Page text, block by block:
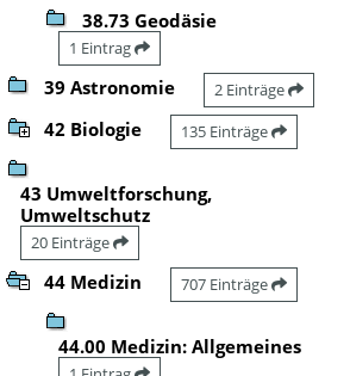
38.73 Geodäsie
1 Eintrag
39 Astronomie 2 Einträge
42 Biologie 135 Einträge
43 Umweltforschung,
Umweltschutz
20 Einträge
44 Medizin 707 Einträge
44.00 Medizin: Allgemeines